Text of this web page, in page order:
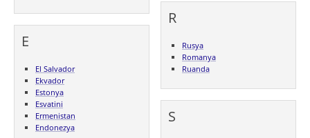
E
El Salvador
Ekvador
Estonya
Esvatini
Ermenistan
Endonezya
R
Rusya
Romanya
Ruanda
S